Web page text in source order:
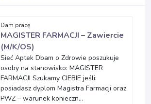
Dam pracę
MAGISTER FARMACJI – Zawiercie
(M/K/OS)
Sieć Aptek Dbam o Zdrowie poszukuje
osoby na stanowisko: MAGISTER
FARMACJI Szukamy CIEBIE jeśli:
posiadasz dyplom Magistra Farmacji oraz
PWZ – warunek konieczn...